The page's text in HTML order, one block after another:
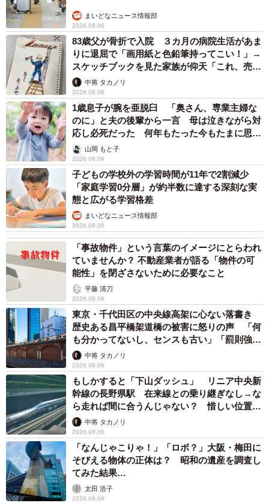
ファミレスにやってきた2人 ©️芳野嗣/講談社
10/67
ファミレスの次はコンビニでアイスを買うことに ©️芳野嗣/講談社
私がコンビニでチューブ型のアイスを買ってあげると、そ
の半分を差し出す息子。そして、「空がさあ」「めっちゃ
綺麗なんだよね」と言って公園に誘います。さらに公園の
すべり台にのぼり、そこから空を眺める2人。そこには彼の
まいどなニュース情報部
2026.08.06
83歳父が骨折で入院 ３カ月の病院生活があま
りに退屈で「画用紙と色鉛筆持ってこい！」→
スケッチブックを見た家族が仰天「これ、売れ
ますよ…」
中将 タカノリ
2026.08.06
1歳息子が腕を亜脱臼 「奥さん、専業主婦な
のに」と夫の後輩から一言 母は泣きながら対
応し必死だった 何年もたった今もたまに思い
出し…山岡 もと子
2026.08.06
子どもの学校外の学習時間が11年で2割減少
「家庭学習0分層」が約半数に達する深刻な実
態と広がる学習格差
まいどなニュース情報部
2026.08.06
「事故物件」という言葉のイメージにとらわれ
ていませんか？ 不動産業者が語る「物件の可
能性」を閉ざさないために必要なこと
平藤 清刀
2026.08.06
東京・千代田区の中央線高架に心ない落書き
歴史ある昌平橋架道橋の被害に怒りの声 「何
も分かってないし、センスも古い」「罰則強化
して」中将 タカノリ
2026.08.06
もしかすると「下山ダッシュ」 リニア中央新
幹線の長野県駅 在来線との乗り継ぎなし→な
ら走れば間に合うんじゃない？ 惜しい位置関
係が反響
中将 タカノリ
2026.08.06
「なんじゃこりゃ！」「ロボ？」大阪・梅田に
そびえる物体の正体は？ 昭和の遺産を調査し
てみた結果…
太田 浩子
2026.08.06